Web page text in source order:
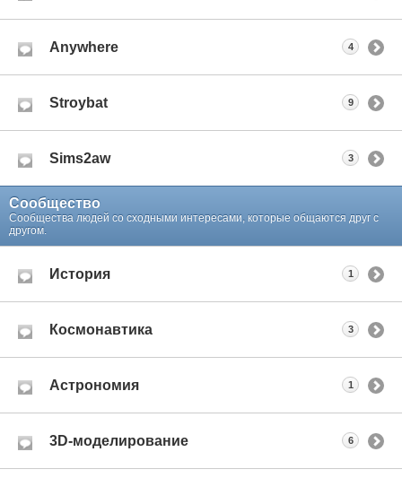
Anywhere 4
Stroybat 9
Sims2aw 3
Сообщество
Сообщества людей со сходными интересами, которые общаются друг с
другом.
История 1
Космонавтика 3
Астрономия 1
3D-моделирование 6